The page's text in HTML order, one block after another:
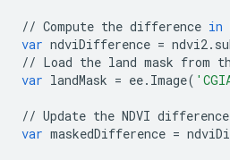
// Compute the difference in
var ndviDifference = ndvi2.
// Load the land mask from
var landMask = ee. Image(
// Update the NDVI difference
var maskedDifference =